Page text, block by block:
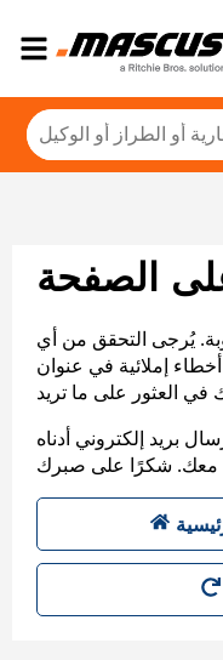
الصفحة
يُرجى التحقق من أي
أخطاء إملائية في عنوان URL، أو عرض خريطة الموقع
بريد إلكتروني أدناه